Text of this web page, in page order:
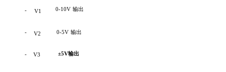
- V1 0-10V 输出
- V2 0-5V 输出
- V3 ±5V输出